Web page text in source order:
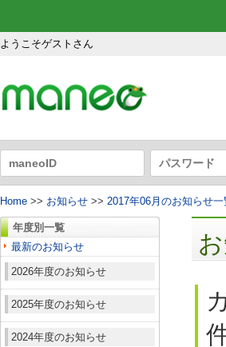
ようこそゲストさん
Home >> お知らせ >> 2017年06月のお知らせ一
年度別一覧
最新のお知らせ
2026年度のお知らせ
2025年度のお知らせ
2024年度のお知らせ